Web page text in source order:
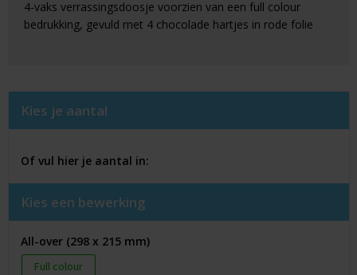
4-vaks verrassingsdoosje voorzien van een full colour
bedrukking, gevuld met 4 chocolade hartjes in rode folie
Kies je aantal
Of vul hier je aantal in:
Kies een bewerking
All-over (298 x 215 mm)
Full colour